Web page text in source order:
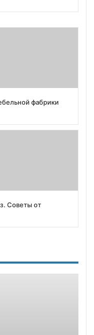
фабрики
Советы от